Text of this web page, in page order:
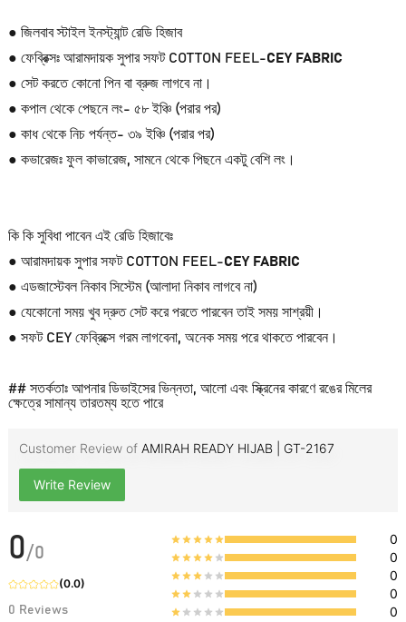
● জিলবাব স্টাইল ইনস্ট্যান্ট রেডি হিজাব
● ফেব্রিক্সঃ আরামদায়ক সুপার সফট COTTON FEEL-CEY FABRIC
● সেট করতে কোনো পিন বা ব্রুজ লাগবে না।
● কপাল থেকে পেছনে লং- ৫৮ ইঞ্চি (পরার পর)
● কাধ থেকে নিচ পর্যন্ত- ৩৯ ইঞ্চি (পরার পর)
● কভারেজঃ ফুল কাভারেজ, সামনে থেকে পিছনে একটু বেশি লং।
কি কি সুবিধা পাবেন এই রেডি হিজাবেঃ
● আরামদায়ক সুপার সফট COTTON FEEL-CEY FABRIC
● এডজাস্টেবল নিকাব সিস্টেম (আলাদা নিকাব লাগবে না)
● যেকোনো সময় খুব দ্রুত সেট করে পরতে পারবেন তাই সময় সাশ্রয়ী।
● সফট CEY ফেব্রিক্সে গরম লাগবেনা, অনেক সময় পরে থাকতে পারবেন।
## সতর্কতাঃ আপনার ডিভাইসের ভিন্নতা, আলো এবং স্ক্রিনের কারণে রঙের মিলের
ক্ষেত্রে সামান্য তারতম্য হতে পারে
Customer Review of AMIRAH READY HIJAB | GT-2167
Write Review
0/0
(0.0)
0 Reviews
0
0
0
0
0